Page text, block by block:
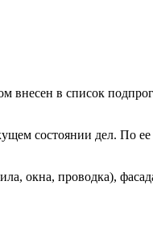
внесен в список
состоянии дел. По
окна, проводка),